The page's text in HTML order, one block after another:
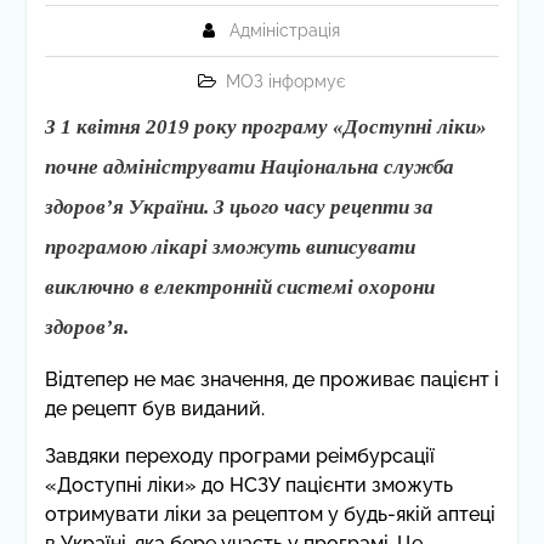
Адміністрація
МОЗ інформує
З 1 квітня 2019 року програму «Доступні ліки»
почне адмініструвати Національна служба
здоров’я України. З цього часу рецепти за
програмою лікарі зможуть виписувати
виключно в електронній системі охорони
здоров’я.
Відтепер не має значення, де проживає пацієнт і
де рецепт був виданий.
Завдяки переходу програми реімбурсації
«Доступні ліки» до НСЗУ пацієнти зможуть
отримувати ліки за рецептом у будь-якій аптеці